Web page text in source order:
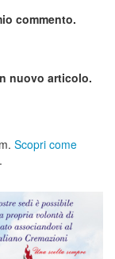
commento.
nuovo articolo.
Scopri come
.